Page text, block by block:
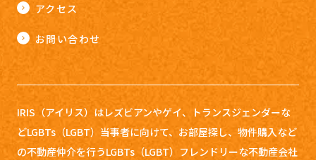
アクセス
お問い合わせ
IRIS（アイリス）はレズビアンやゲイ、トランスジェンダーな
どLGBTs（LGBT）当事者に向けて、お部屋探し、 物件購入など
の不動産仲介を行うLGBTs（LGBT）フレンドリーな不動産会社